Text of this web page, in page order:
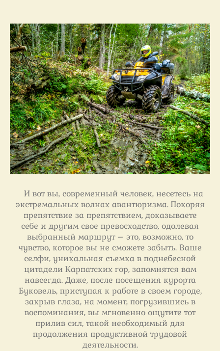
И вот вы, современный человек, несетесь на
экстремальных волнах авантюризма. Покоряя
препятствие за препятствием, доказываете
себе и другим свое превосходство, одолевая
выбранный маршрут – это, возможно, то
чувство, которое вы не сможете забыть. Ваше
селфи, уникальная съемка в поднебесной
цитадели Карпатских гор, запомнятся вам
навсегда. Даже, после посещения курорта
Буковель, приступая к работе в своем городе,
закрыв глаза, на момент, погрузившись в
воспоминания, вы мгновенно ощутите тот
прилив сил, такой необходимый для
продолжения продуктивной трудовой
деятельности.